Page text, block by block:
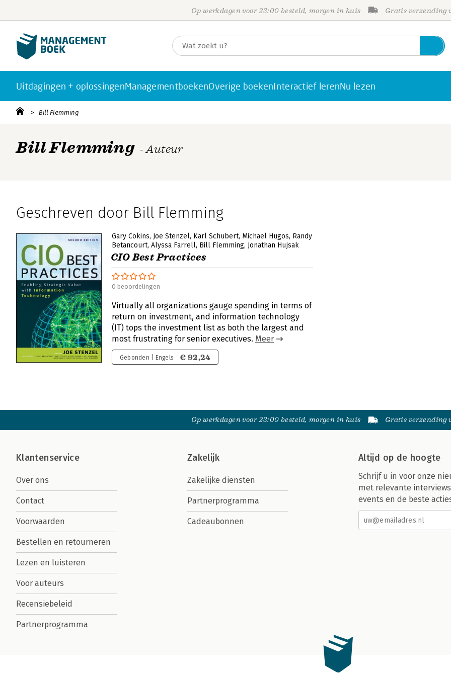
Op werkdagen voor 23:00 besteld, morgen in huis Gratis verzending
Uitdagingen + oplossingenManagementboekenOverige boekenInteractief lerenNu lezen
Bill Flemming
Bill Flemming - Auteur
Geschreven door Bill Flemming
Gary Cokins Joe Stenzel Karl Schubert Michael Hugos Randy
Betancourt Alyssa Farrell Bill Flemming Jonathan Hujsak
CIO Best Practices
0 beoordelingen
Virtually all organizations gauge spending in terms of
return on investment, and information technology
(IT) tops the investment list as both the largest and
most frustrating for senior executives. Meer
Gebonden | Engels € 92,24
Op werkdagen voor 23:00 besteld, morgen in huis Gratis verzending
Klantenservice
Over ons
Contact
Voorwaarden
Bestellen en retourneren
Lezen en luisteren
Voor auteurs
Recensiebeleid
Partnerprogramma
Zakelijk
Zakelijke diensten
Partnerprogramma
Cadeaubonnen
Altijd op de hoogte
Schrijf u in voor onze
met relevante
events en de beste